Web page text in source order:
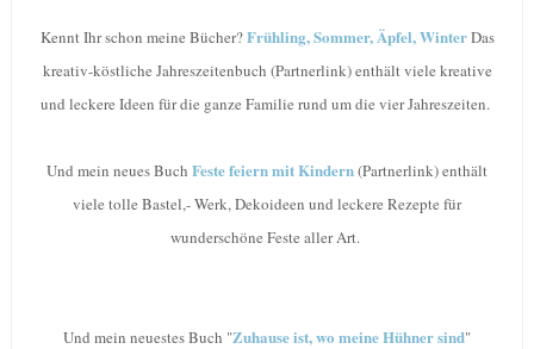
Kennt Ihr schon meine Bücher?Frühling, Sommer, Äpfel, WinterDas
kreativ-köstliche Jahreszeitenbuch (Partnerlink) enthält viele kreative
und leckere Ideen für die ganze Familie rund um die vier Jahreszeiten.
Und mein neues Buch Feste feiern mit Kindern(Partnerlink) enthält
viele tolle Bastel,- Werk, Dekoideen und leckere Rezepte für
wunderschöne Feste aller Art.
Und mein neuestes Buch "Zuhause ist, wo meine Hühner sind"